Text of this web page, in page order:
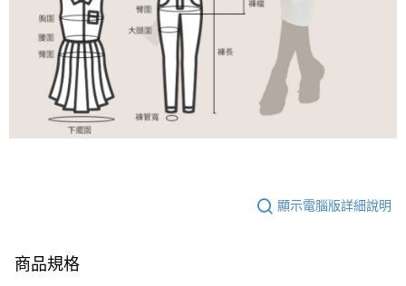
顯示電腦版詳細說明
商品規格